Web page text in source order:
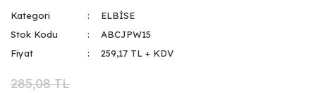
Kategori
ELBİSE
Stok Kodu
ABCJPW15
Fiyat
259,17 TL + KDV
285,08 TL